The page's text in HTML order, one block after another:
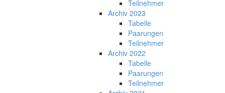
Teilnehmer
Archiv 2023
Tabelle
Paarungen
Teilnehmer
Archiv 2022
Tabelle
Paarungen
Teilnehmer